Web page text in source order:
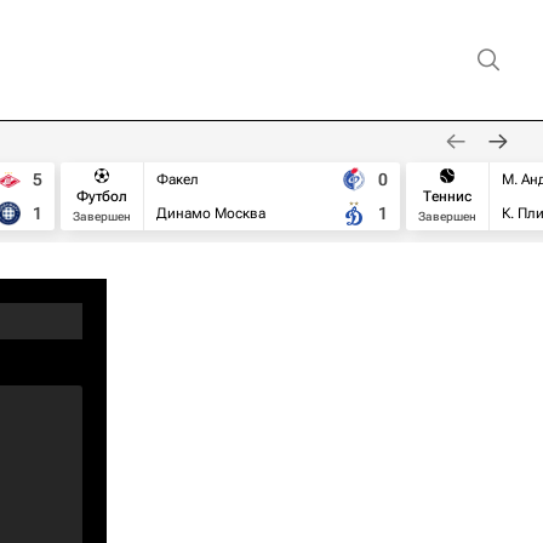
5
1
Футбол
Завершен
Факел
Динамо Москва
0
1
Теннис
Завершен
М.
К.